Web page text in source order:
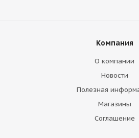
Компания
О компании
Новости
Полезная
Магазины
Соглашение